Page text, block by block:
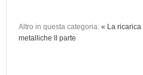
Altro in questa categoria: « La
metalliche II parte